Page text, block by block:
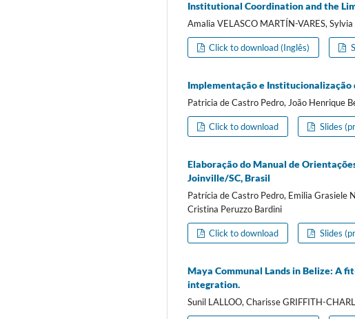
Institutional Coordination and the
Amalia VELASCO MARTÍN-VARES,
Click to download (Inglês)
Implementação e Institucionalização
Patricia de Castro Pedro, João Henrique
Click to download Slides
Elaboração do Manual de
Joinville/SC, Brasil
Patrícia de Castro Pedro, Emilia Grasiele
Cristina Peruzzo Bardini
Click to download Slides
Maya Communal Lands in Belize: A
integration.
Sunil LALLOO, Charisse GRIFFITH-